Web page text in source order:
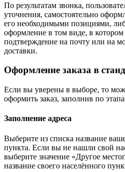
По результатам звонка,
уточнения, самостоятельно
его необходимыми позициями,
оформление в том виде, в котором
подтверждение на почту или на
доставки.
Оформление заказа в
Если вы уверены в выборе, то
оформить заказ, заполнив по
Заполнение адреса
Выберите из списка название
пункта. Если вы не нашли свой
выберите значение «Другое
название своего населённого